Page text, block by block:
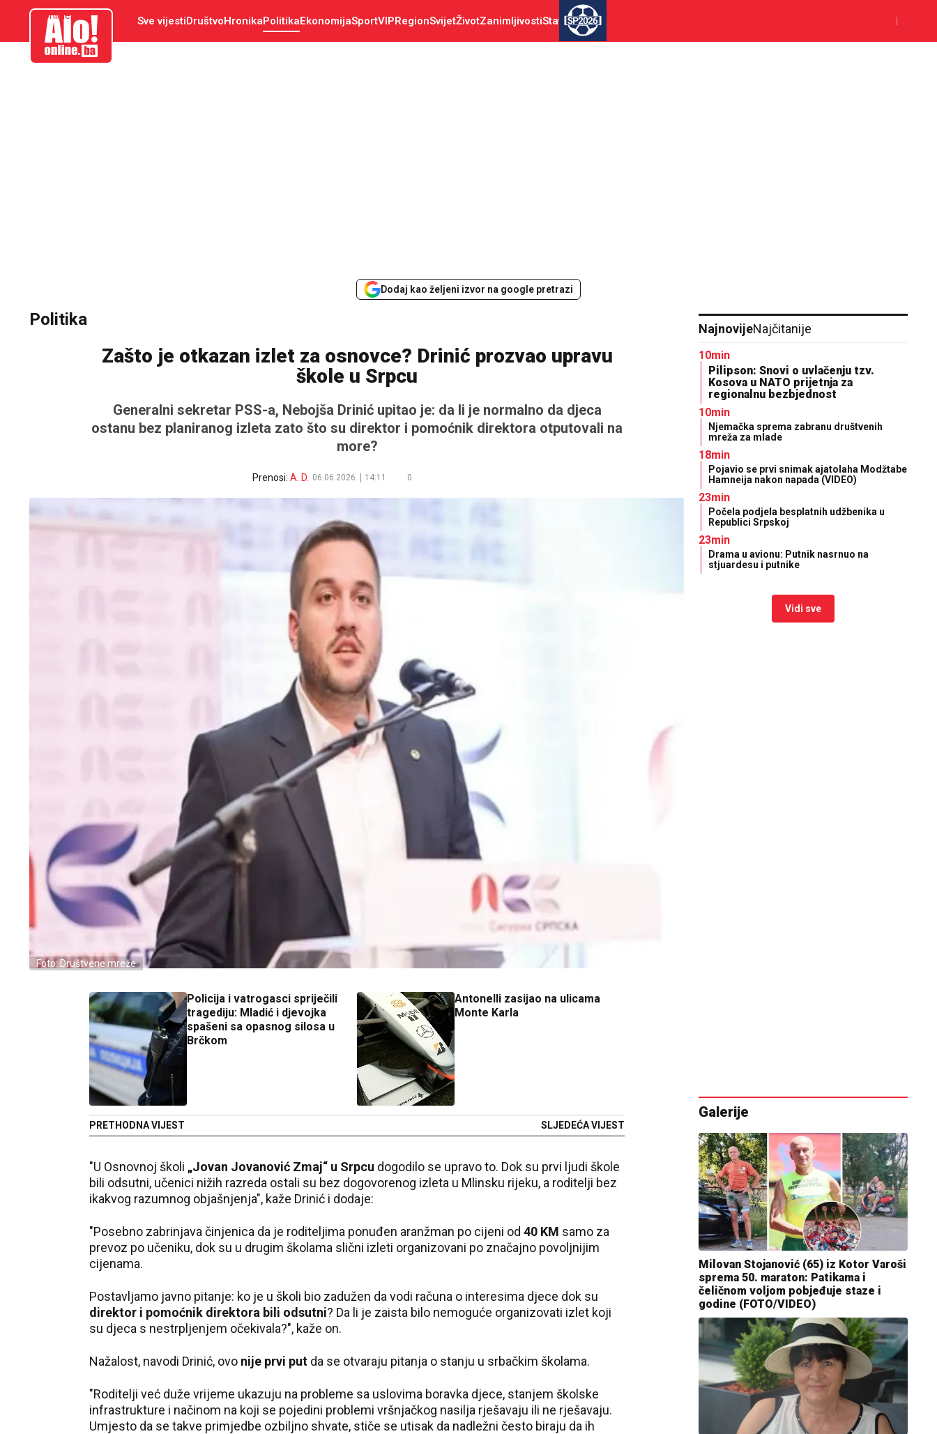
aloonline.ba Sve vijestiDruštvoHronikaPolitikaEkonomijaSportVIPRegionSvijetŽivotZanimljivostiStav SP2026
Dodaj kao željeni izvor na google pretrazi
Politika
Zašto je otkazan izlet za osnovce? Drinić prozvao upravu
škole u Srpcu
Generalni sekretar PSS-a, Nebojša Drinić upitao je: da li je normalno da djeca
ostanu bez planiranog izleta zato što su direktor i pomoćnik direktora otputovali na
more?
Prenosi: A. D. 06.06.2026. 14:11 0
Foto: Društvene mreže
Policija i vatrogasci spriječili
tragediju: Mladić i djevojka
spašeni sa opasnog silosa u
Brčkom
PRETHODNA VIJEST
Antonelli zasijao na ulicama
Monte Karla
SLJEDEĆA VIJEST
"U Osnovnoj školi „Jovan Jovanović Zmaj“ u Srpcu dogodilo se upravo to. Dok su prvi ljudi škole
bili odsutni, učenici nižih razreda ostali su bez dogovorenog izleta u Mlinsku rijeku, a roditelji bez
ikakvog razumnog objašnjenja", kaže Drinić i dodaje:
"Posebno zabrinjava činjenica da je roditeljima ponuđen aranžman po cijeni od 40 KM samo za
prevoz po učeniku, dok su u drugim školama slični izleti organizovani po značajno povoljnijim
cijenama.
Postavljamo javno pitanje: ko je u školi bio zadužen da vodi računa o interesima djece dok su
direktor i pomoćnik direktora bili odsutni? Da li je zaista bilo nemoguće organizovati izlet koji
su djeca s nestrpljenjem očekivala?", kaže on.
Nažalost, navodi Drinić, ovo nije prvi put da se otvaraju pitanja o stanju u srbačkim školama.
"Roditelji već duže vrijeme ukazuju na probleme sa uslovima boravka djece, stanjem školske
infrastrukture i načinom na koji se pojedini problemi vršnjačkog nasilja rješavaju ili ne rješavaju.
Umjesto da se takve primjedbe ozbiljno shvate, stiče se utisak da nadležni često biraju da ih
NajnovijeNajčitanije
10min
Pilipson: Snovi o uvlačenju tzv.
Kosova u NATO prijetnja za
regionalnu bezbjednost
10min
Njemačka sprema zabranu društvenih
mreža za mlade
18min
Pojavio se prvi snimak ajatolaha Modžtabe
Hamneija nakon napada (VIDEO)
23min
Počela podjela besplatnih udžbenika u
Republici Srpskoj
23min
Drama u avionu: Putnik nasrnuo na
stjuardesu i putnike
Vidi sve
Galerije
Milovan Stojanović (65) iz Kotor Varoši
sprema 50. maraton: Patikama i
čeličnom voljom pobjeđuje staze i
godine (FOTO/VIDEO)